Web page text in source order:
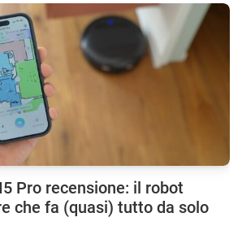
Pro recensione: il robot
che fa (quasi) tutto da solo